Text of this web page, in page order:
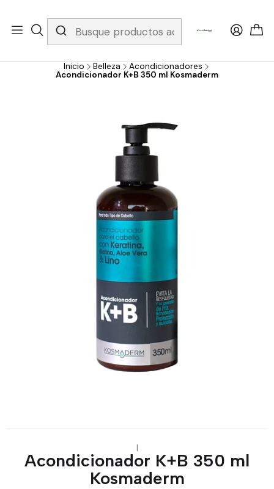
Whatsapp 3229079958/ Fijo 6019251796 / Envios a todo el país y
gratis apartir de 199.000!
Inicio Belleza
Acondicionadores
Acondicionador K+B 350 ml Kosmaderm
|
Acondicionador K+B 350 ml
Kosmaderm